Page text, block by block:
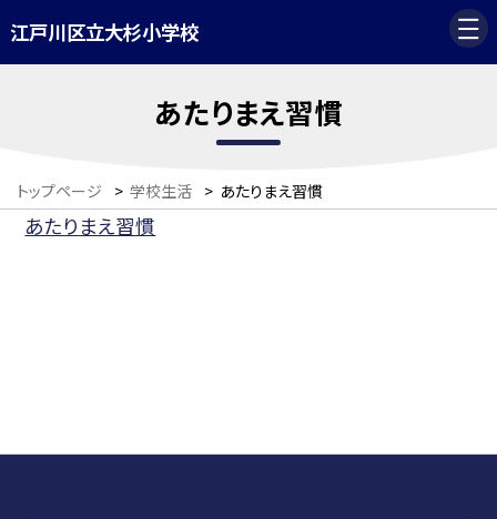
江戸川区立大杉小学校
あたりまえ習慣
トップページ > 学校生活 > あたりまえ習慣
あたりまえ習慣